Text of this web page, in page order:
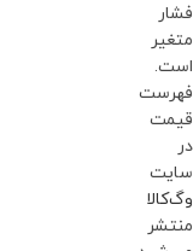
فشار
متغیر
است.
فهرست
قیمت
در
سایت
وگ‌کالا
منتشر